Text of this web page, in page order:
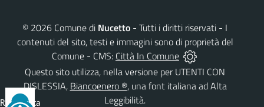
© 2026 Comune di Nucetto - Tutti i diritti riservati - I
contenuti del sito, testi e immagini sono di proprietà del
Comune - CMS: Città In Comune
Questo sito utilizza, nella versione per UTENTI CON
DISLESSIA, Biancoenero ®, una font italiana ad Alta
Leggibilità.
Reimposta